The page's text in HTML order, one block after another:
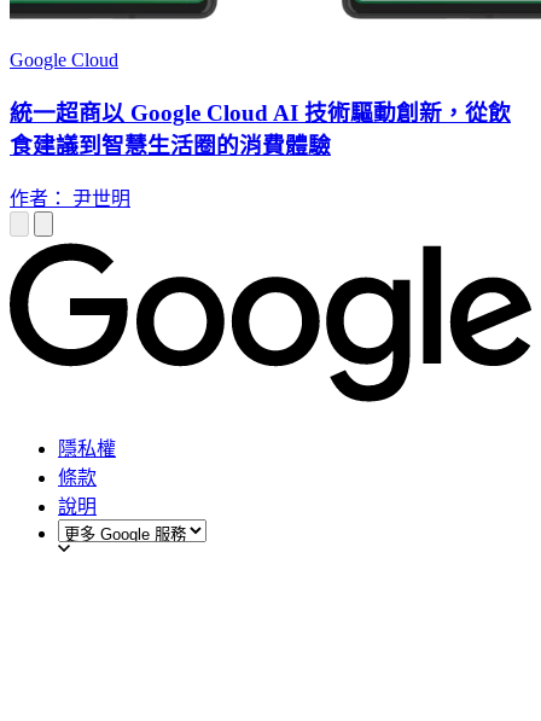
Google Cloud
統一超商以 Google Cloud AI 技術驅動創新，從飲
食建議到智慧生活圈的消費體驗
作者： 尹世明
隱私權
條款
說明